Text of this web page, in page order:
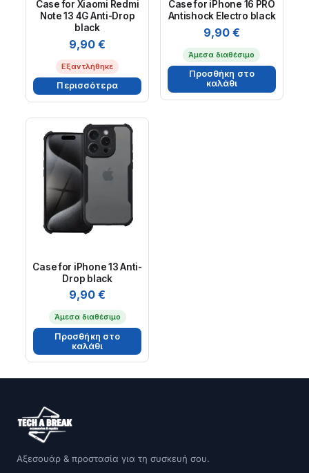
Case for Xiaomi Redmi
Note 13 4G Anti-Drop
black
9,90€
Εξαντλήθηκε
Περισσότερα
Case for iPhone 16 PRO
Antishock Electro black
9,90 €
Άμεσα διαθέσιμο
Προσθήκη στο
καλάθι
Case for iPhone 13 Anti-
Drop black
9,90€
Άμεσα διαθέσιμο
Προσθήκη στο
καλάθι
Αξεσουάρ & προστασία για τη συσκευή σου.